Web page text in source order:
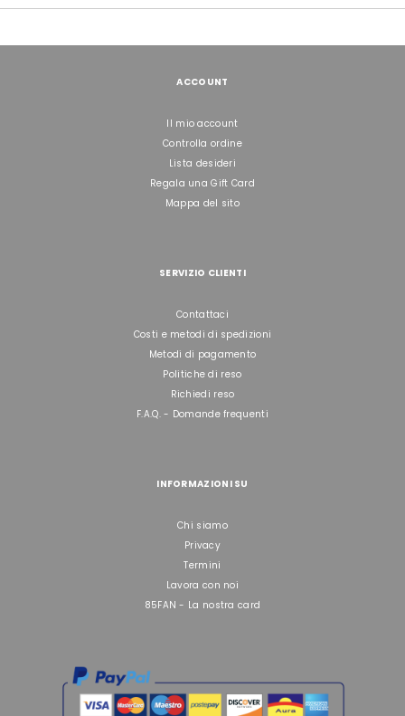
ACCOUNT
Il mio account
Controlla ordine
Lista desideri
Regala una Gift Card
Mappa del sito
SERVIZIO CLIENTI
Contattaci
Costi e metodi di spedizioni
Metodi di pagamento
Politiche di reso
Richiedi reso
F.A.Q. - Domande frequenti
INFORMAZIONI SU
Chi siamo
Privacy
Termini
Lavora con noi
85FAN - La nostra card